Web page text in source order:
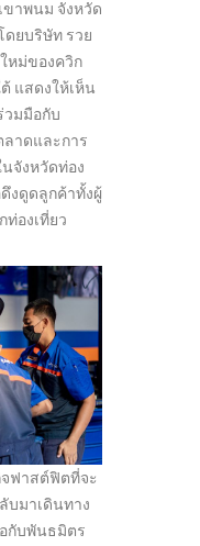
ขาพนม จังหวัด
ยบริษัท รวย
หม่ของควิก
แสดงให้เห็น
วมมือกับ
าดและการ
จังหวัดท่อง
งดูดลูกค้าทั้งผู้
ท่องเที่ยว
จฟาสต์ฟิตที่จะ
บมาเดินทาง
กับพันธมิตร